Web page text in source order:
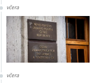
včera
včera